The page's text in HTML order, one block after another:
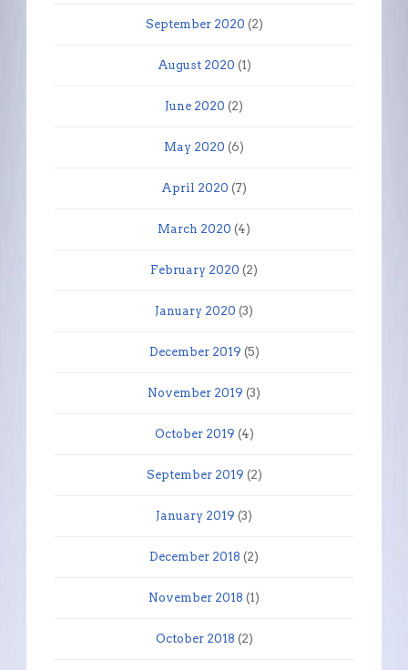
September 2020 (2)
August 2020 (1)
June 2020 (2)
May 2020 (6)
April 2020 (7)
March 2020 (4)
February 2020 (2)
January 2020 (3)
December 2019 (5)
November 2019 (3)
October 2019 (4)
September 2019 (2)
January 2019 (3)
December 2018 (2)
November 2018 (1)
October 2018 (2)